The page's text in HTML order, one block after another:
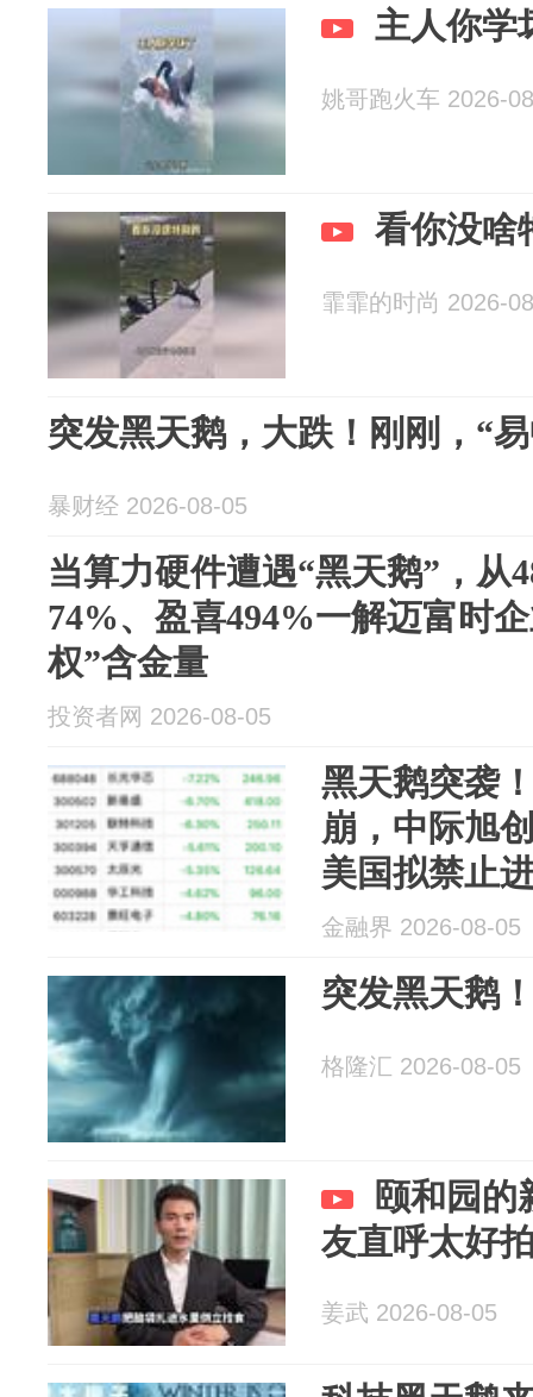
主人你学
姚哥跑火车 2026-
看你没啥
霏霏的时尚 2026-
突发黑天鹅，大跌！刚刚，“
暴财经 2026-08-05
当算力硬件遭遇“黑天鹅”，从
74%、盈喜494%一解迈富时
权”含金量
投资者网 2026-08-05
黑天鹅突袭
崩，中际旭
美国拟禁止
心设备传闻
响有限或难
金融界 2026-08-05
突发黑天鹅
格隆汇 2026-08-05
颐和园的
友直呼太好
姜武 2026-08-05